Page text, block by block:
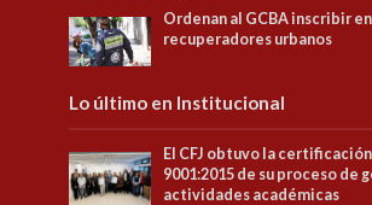
Ordenan al GCBA inscribir en
recuperadores urbanos
Lo último en Institucional
El CFJ obtuvo la
9001:2015 de su proceso de
actividades académicas